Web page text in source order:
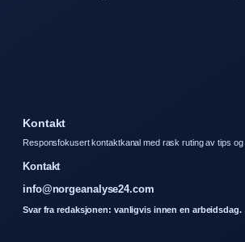
Kontakt
Responsfokusert kontaktkanal med rask ruting av tips og
Kontakt
info@norgeanalyse24.com
Svar fra redaksjonen: vanligvis innen en arbeidsdag.